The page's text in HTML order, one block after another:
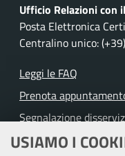
USIAMO I
Ufficio Relazioni con
Posta Elettronica
Centralino unico:
Leggi le FAQ
Prenota
Segnalazione
Richiesta assistenza